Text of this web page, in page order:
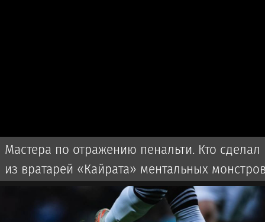
Мастера по отражению пенальти. Кто сделал
из вратарей «Кайрата» ментальных